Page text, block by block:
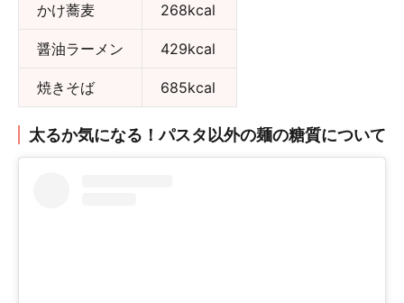
かけ蕎麦 268kcal
醤油ラーメン 429kcal
焼きそば 685kcal
太るか気になる！パスタ以外の麺の糖質について